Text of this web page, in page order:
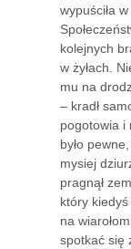
wypuściła
kolejnych
w żyłach.
mu na
– kradł
pogotowia i
było
mysiej
pragnął
który kiedyś
na
spotkać się